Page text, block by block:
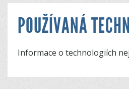
POUŽÍVANÁ
Informace o technologiích